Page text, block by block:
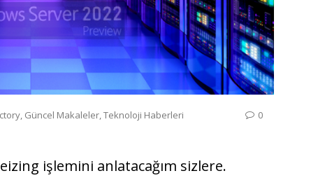
, Güncel Makaleler,Teknoloji Haberleri 0
işlemini anlatacağım sizlere.